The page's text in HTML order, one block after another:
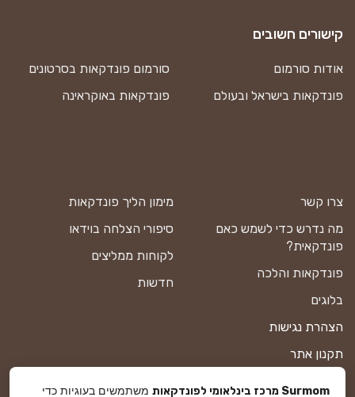
צרו קשר
מה נדרש כדי לשמש כאם
פונדקאית?
פונדקאות והלכה
בלוגים
הצהרת נגישות
תקנון אתר
מימון הליך פונדקאות
סיפורי הצלחה בוידאו
לקוחות ממליצים
חדשות
קישורים חשובים
אודות סורמום
סורמום פונדקאות בסרטונים
פונדקאות בישראל ובעולם
פונדקאות באוקראינה
Surmom מרכז בינלאומי לפונדקאות משתמשים בעוגיות כדי